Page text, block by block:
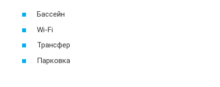
Бассейн
Wi-Fi
Трансфер
Парковка